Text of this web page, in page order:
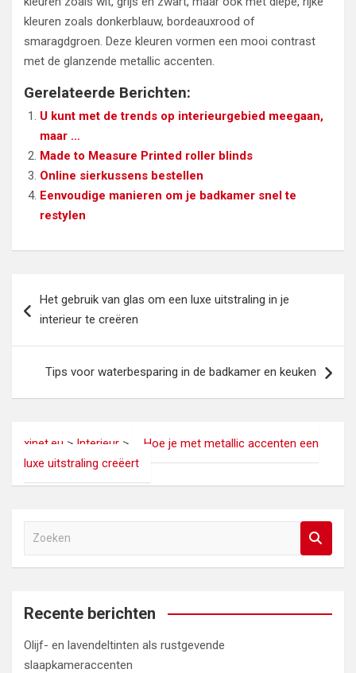
kleuren zoals donkerblauw, bordeauxrood of
smaragdgroen. Deze kleuren vormen een mooi contrast
met de glanzende metallic accenten.
Gerelateerde Berichten:
U kunt met de trends op interieurgebied meegaan,
maar …
Made to Measure Printed roller blinds
Online sierkussens bestellen
Eenvoudige manieren om je badkamer snel te
restylen
navigatie
Het gebruik van glas om een luxe uitstraling in je
interieur te creëren
Tips voor waterbesparing in de badkamer en keuken
xinet.eu > Interieur >
Hoe je met metallic accenten een
luxe uitstraling creëert
e
e
Recente berichten
Olijf- en lavendeltinten als rustgevende
slaapkameraccenten